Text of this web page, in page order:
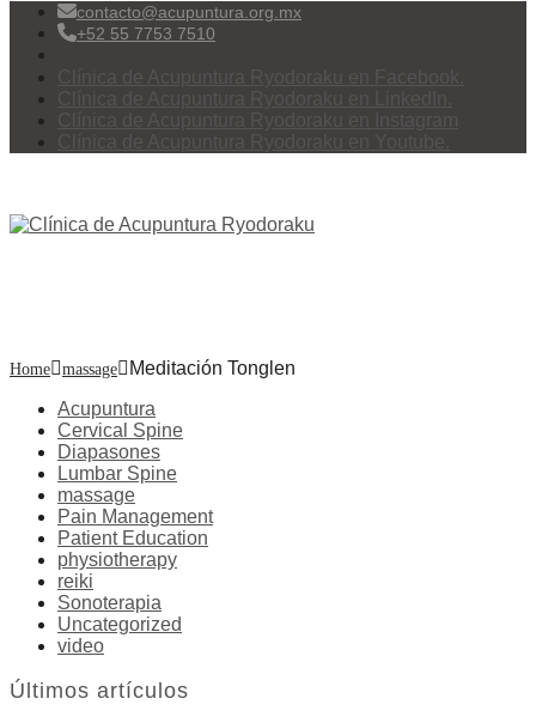
contacto@acupuntura.org.mx
+52 55 7753 7510
Clínica de Acupuntura Ryodoraku en Facebook.
Clínica de Acupuntura Ryodoraku en LinkedIn.
Clínica de Acupuntura Ryodoraku en Instagram
Clínica de Acupuntura Ryodoraku en Youtube.
Home massage
Meditación Tonglen
Acupuntura
Cervical Spine
Diapasones
Lumbar Spine
massage
Pain Management
Patient Education
physiotherapy
reiki
Sonoterapia
Uncategorized
video
Últimos artículos